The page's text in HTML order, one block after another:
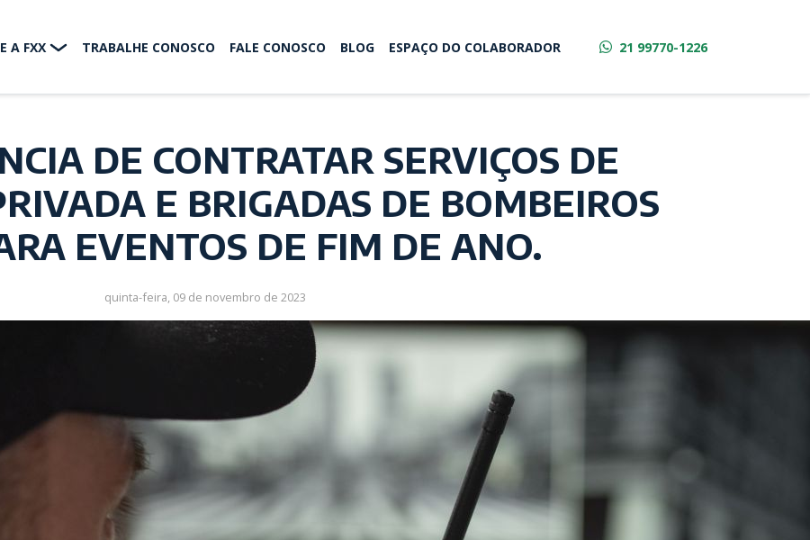
A FXX TRABALHE CONOSCO FALE CONOSCO BLOG ESPAÇO DO COLABORADOR 21 99770-1226
DE CONTRATAR SERVIÇOS DE
E BRIGADAS DE BOMBEIROS
EVENTOS DE FIM DE ANO.
quinta-feira, 09 de novembro de 2023